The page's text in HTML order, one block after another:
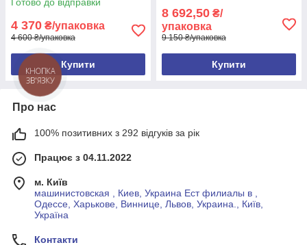
Готово до відправки
4 370 ₴/упаковка
4 600 ₴/упаковка
Купити
8 692,50 ₴/
упаковка
9 150 ₴/упаковка
Купити
Про нас
100% позитивних з 292 відгуків за рік
Працює з 04.11.2022
м. Київ
машинистовская , Киев, Украина Ест филиалы в ,
Одессе, Харькове, Виннице, Львов, Украина., Київ,
Україна
Контакти